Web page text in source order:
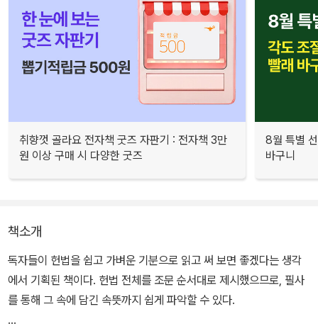
취향껏 골라요 전자책 굿즈 자판기 : 전자책 3만
원 이상 구매 시 다양한 굿즈
8월 특별
바구니
책소개
독자들이 헌법을 쉽고 가벼운 기분으로 읽고 써 보면 좋겠다는 생각
에서 기획된 책이다. 헌법 전체를 조문 순서대로 제시했으므로, 필사
를 통해 그 속에 담긴 속뜻까지 쉽게 파악할 수 있다.